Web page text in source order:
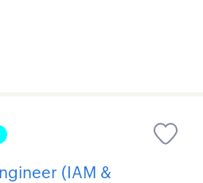
(IAM &